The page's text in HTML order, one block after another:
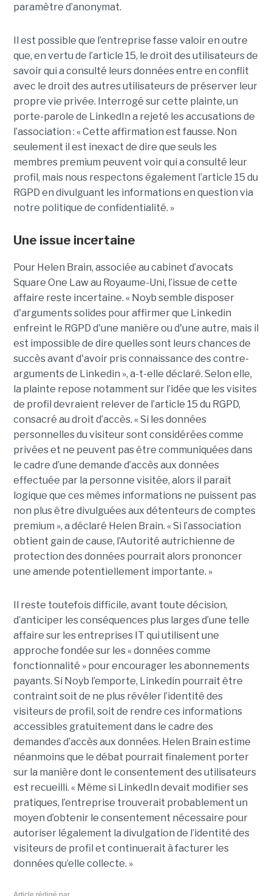
paramètre d’anonymat.
Il est possible que l’entreprise fasse valoir en outre
que, en vertu de l’article 15, le droit des utilisateurs de
savoir qui a consulté leurs données entre en conflit
avec le droit des autres utilisateurs de préserver leur
propre vie privée. Interrogé sur cette plainte, un
porte-parole de LinkedIn a rejeté les accusations de
l’association : « Cette affirmation est fausse. Non
seulement il est inexact de dire que seuls les
membres premium peuvent voir qui a consulté leur
profil, mais nous respectons également l’article 15 du
RGPD en divulguant les informations en question via
notre politique de confidentialité. »
Une issue incertaine
Pour Helen Brain, associée au cabinet d’avocats
Square One Law au Royaume-Uni, l’issue de cette
affaire reste incertaine. « Noyb semble disposer
d'arguments solides pour affirmer que Linkedin
enfreint le RGPD d'une manière ou d'une autre, mais il
est impossible de dire quelles sont leurs chances de
succès avant d'avoir pris connaissance des contre-
arguments de Linkedin », a-t-elle déclaré. Selon elle,
la plainte repose notamment sur l’idée que les visites
de profil devraient relever de l’article 15 du RGPD,
consacré au droit d’accès. « Si les données
personnelles du visiteur sont considérées comme
privées et ne peuvent pas être communiquées dans
le cadre d’une demande d’accès aux données
effectuée par la personne visitée, alors il paraît
logique que ces mêmes informations ne puissent pas
non plus être divulguées aux détenteurs de comptes
premium », a déclaré Helen Brain. « Si l’association
obtient gain de cause, l’Autorité autrichienne de
protection des données pourrait alors prononcer
une amende potentiellement importante. »
Il reste toutefois difficile, avant toute décision,
d’anticiper les conséquences plus larges d’une telle
affaire sur les entreprises IT qui utilisent une
approche fondée sur les « données comme
fonctionnalité » pour encourager les abonnements
payants. Si Noyb l’emporte, Linkedin pourrait être
contraint soit de ne plus révéler l’identité des
visiteurs de profil, soit de rendre ces informations
accessibles gratuitement dans le cadre des
demandes d’accès aux données. Helen Brain estime
néanmoins que le débat pourrait finalement porter
sur la manière dont le consentement des utilisateurs
est recueilli. « Même si LinkedIn devait modifier ses
pratiques, l’entreprise trouverait probablement un
moyen d’obtenir le consentement nécessaire pour
autoriser légalement la divulgation de l’identité des
visiteurs de profil et continuerait à facturer les
données qu’elle collecte. »